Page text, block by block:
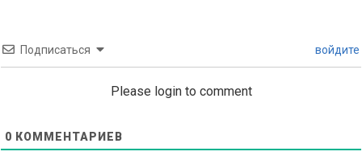
Подписаться войдите
Please login to comment
0 КОММЕНТАРИЕВ